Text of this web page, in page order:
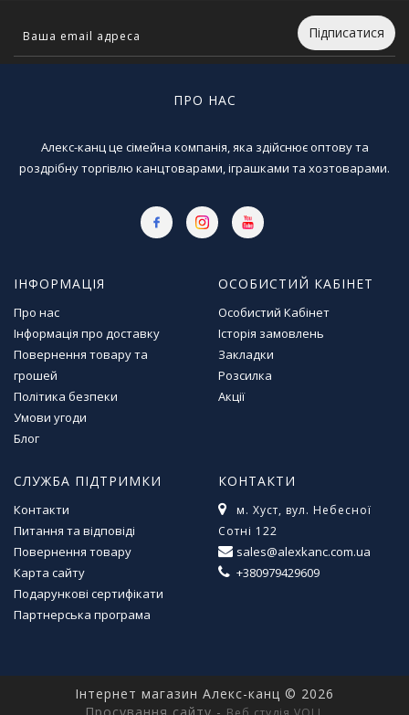
Підписатися
ПРО НАС
Алекс-канц це сімейна компанія, яка здійснює оптову та
роздрібну торгівлю канцтоварами, іграшками та хозтоварами.
ІНФОРМАЦІЯ
Про нас
Інформація про доставку
Повернення товару та
грошей
Політика безпеки
Умови угоди
Блог
ОСОБИСТИЙ КАБІНЕТ
Особистий Кабінет
Історія замовлень
Закладки
Розсилка
Акції
СЛУЖБА ПІДТРИМКИ
Контакти
Питання та відповіді
Повернення товару
Карта сайту
Подарункові сертифікати
Партнерська програма
КОНТАКТИ
м. Хуст, вул. Небесної
Сотні 122
sales@alexkanc.com.ua
+380979429609
Інтернет магазин Алекс-канц © 2026